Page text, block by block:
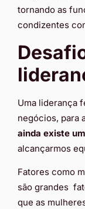
tornando as
condizentes
Uma liderança
negócios, para
ainda existe
alcançarmos
Fatores como
são grandes
que as